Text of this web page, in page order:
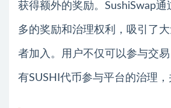
获得额外的奖励。SushiSwap通
多的奖励和治理权利，吸引了
者加入。用户不仅可以参与交
有SUSHI代币参与平台的治理，